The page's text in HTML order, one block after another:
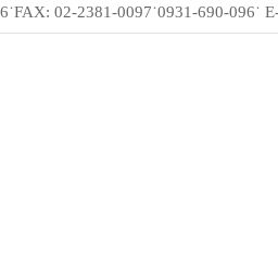
02-2381-0097˙0931-690-096˙